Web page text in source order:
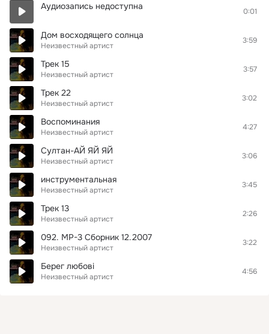
Аудиозапись недоступна 0:01
Дом восходящего солнца
Неизвестный артист
3:59
Трек 15
Неизвестный артист
3:57
Трек 22
Неизвестный артист
3:02
Воспоминания
Неизвестный артист
4:27
Султан-АЙ ЯЙ ЯЙ
Неизвестный артист
3:06
инструментальная
Неизвестный артист
3:45
Трек 13
Неизвестный артист
2:26
092. MP-3 Сборник 12.2007
Неизвестный артист
3:22
Берег любові
Неизвестный артист
4:56